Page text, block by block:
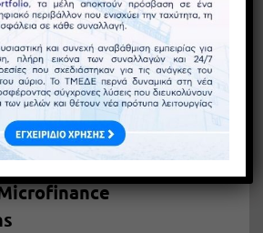
Βράβευση
Finance
για την
εφαρμογή της